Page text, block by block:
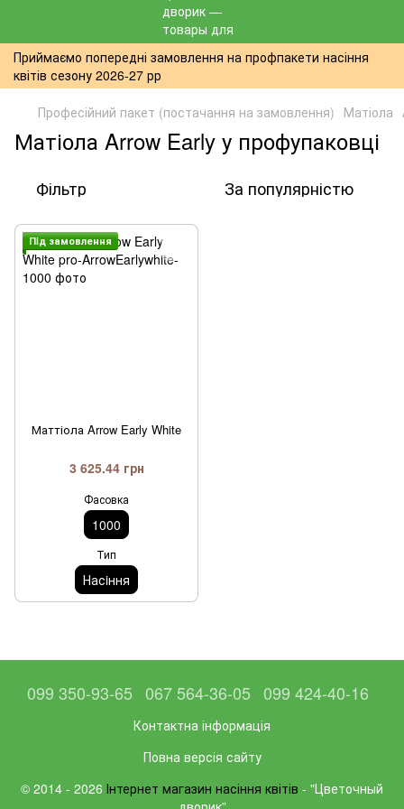
Приймаємо попередні замовлення на профпакети насіння
квітів сезону 2026-27 рр
Професійний пакет (постачання на замовлення) Матіола
Матіола Arrow Early у профупаковці
Фільтр За популярністю
Пiд замовлення
Маттіола Arrow Early White
3 625.44 грн
Фасовка
1000
Тип
Насiння
099 350-93-65 067 564-36-05 099 424-40-16
Контактна інформація
Повна версія сайту
© 2014 - 2026 Інтернет магазин насіння квітів - "Цветочный